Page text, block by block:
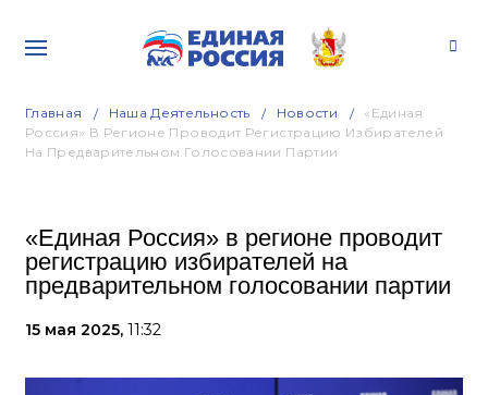
Главная Наша Деятельность Новости
«Единая
Россия» В Регионе Проводит Регистрацию Избирателей
На Предварительном Голосовании Партии
«Единая Россия» в регионе проводит
регистрацию избирателей на
предварительном голосовании партии
15 мая 2025, 11:32